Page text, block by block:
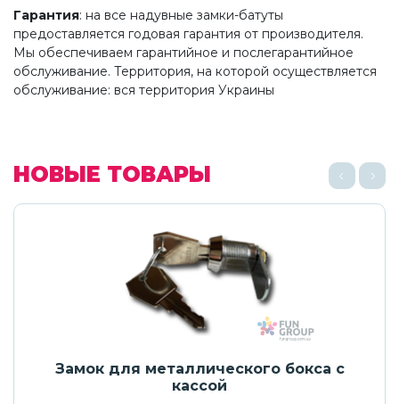
Гарантия: на все надувные замки-батуты
предоставляется годовая гарантия от производителя.
Мы обеспечиваем гарантийное и послегарантийное
обслуживание. Территория, на которой осуществляется
обслуживание: вся территория Украины
НОВЫЕ ТОВАРЫ
Замок для металлического бокса с
кассой